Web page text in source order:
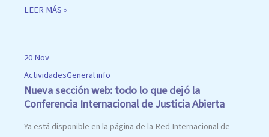
LEER MÁS »
20 Nov
ActividadesGeneral info
Nueva sección web: todo lo que dejó la
Conferencia Internacional de Justicia Abierta
Ya está disponible en la página de la Red Internacional de